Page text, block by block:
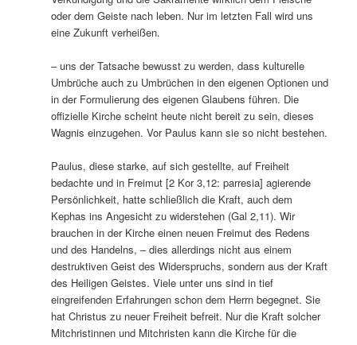
oder dem Geiste nach leben. Nur im letzten Fall wird uns
eine Zukunft verheißen.
– uns der Tatsache bewusst zu werden, dass kulturelle
Umbrüche auch zu Umbrüchen in den eigenen Optionen und
in der Formulierung des eigenen Glaubens führen. Die
offizielle Kirche scheint heute nicht bereit zu sein, dieses
Wagnis einzugehen. Vor Paulus kann sie so nicht bestehen.
Paulus, diese starke, auf sich gestellte, auf Freiheit
bedachte und in Freimut [2 Kor 3,12: parresia] agierende
Persönlichkeit, hatte schließlich die Kraft, auch dem
Kephas ins Angesicht zu widerstehen (Gal 2,11). Wir
brauchen in der Kirche einen neuen Freimut des Redens
und des Handelns, – dies allerdings nicht aus einem
destruktiven Geist des Widerspruchs, sondern aus der Kraft
des Heiligen Geistes. Viele unter uns sind in tief
eingreifenden Erfahrungen schon dem Herrn begegnet. Sie
hat Christus zu neuer Freiheit befreit. Nur die Kraft solcher
Mitchristinnen und Mitchristen kann die Kirche für die